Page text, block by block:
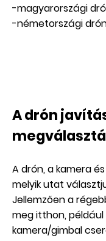
-magyarországi
-németországi
A drón
A drón, a kamera
melyik utat
Jellemzően a
meg itthon,
kamera/gimbal